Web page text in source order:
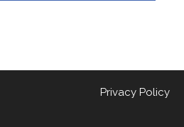
Privacy Policy